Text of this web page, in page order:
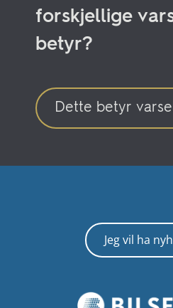
forskjellige
betyr?
Dette betyr
Jeg vil ha